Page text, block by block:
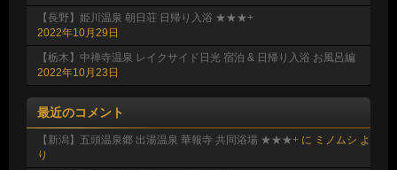
【長野】姫川温泉 朝日荘 日帰り入浴 ★★★+
2022年10月29日
【栃木】中禅寺温泉 レイクサイド日光 宿泊 & 日帰り入浴 お風呂編
2022年10月23日
最近のコメント
【新潟】五頭温泉郷 出湯温泉 華報寺 共同浴場 ★★★+ に ミノムシ よ
り